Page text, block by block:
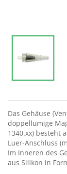
Das Gehäuse
doppellumige
1340.xx) besteht
Luer-Anschluss
Im Inneren des
aus Silikon in